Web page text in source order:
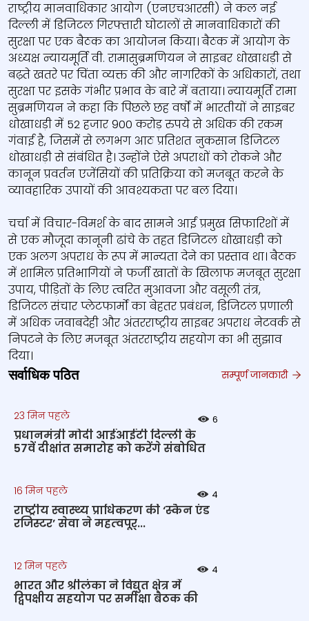
राष्ट्रीय मानवाधिकार आयोग (एनएचआरसी) ने कल नई
दिल्ली में डिजिटल गिरफ्तारी घोटालों से मानवाधिकारों की
सुरक्षा पर एक बैठक का आयोजन किया। बैठक में आयोग के
अध्यक्ष न्यायमूर्ति वी. रामासुब्रमणियन ने साइबर धोखाधड़ी से
बढ़ते खतरे पर चिंता व्यक्त की और नागरिकों के अधिकारों, तथा
सुरक्षा पर इसके गंभीर प्रभाव के बारे में बताया। न्यायमूर्ति रामा
सुब्रमणियन ने कहा कि पिछले छह वर्षों में भारतीयों ने साइबर
धोखाधड़ी में 52 हजार 900 करोड़ रुपये से अधिक की रकम
गंवाई है, जिसमें से लगभग आठ प्रतिशत नुकसान डिजिटल
धोखाधड़ी से संबंधित है। उन्होंने ऐसे अपराधों को रोकने और
कानून प्रवर्तन एजेंसियों की प्रतिक्रिया को मजबूत करने के
व्यावहारिक उपायों की आवश्यकता पर बल दिया।
चर्चा में विचार-विमर्श के बाद सामने आईं प्रमुख सिफारिशों में
से एक मौजूदा कानूनी ढांचे के तहत डिजिटल धोखाधड़ी को
एक अलग अपराध के रूप में मान्यता देने का प्रस्ताव था। बैठक
में शामिल प्रतिभागियों ने फर्जी खातों के खिलाफ मजबूत सुरक्षा
उपाय, पीड़ितों के लिए त्वरित मुआवजा और वसूली तंत्र,
डिजिटल संचार प्लेटफार्मों का बेहतर प्रबंधन, डिजिटल प्रणाली
में अधिक जवाबदेही और अंतरराष्ट्रीय साइबर अपराध नेटवर्क से
निपटने के लिए मजबूत अंतरराष्ट्रीय सहयोग का भी सुझाव
दिया।
सर्वाधिक पठित सम्पूर्ण जानकारी
23 मिन पहले 6
प्रधानमंत्री मोदी आईआईटी दिल्ली के
57वें दीक्षांत समारोह को करेंगे संबोधित
16 मिन पहले 4
राष्‍ट्रीय स्‍वास्‍थ्‍य प्राधिकरण की ‘स्कैन एंड
रजिस्टर’ सेवा ने महत्‍वपूर्...
12 मिन पहले 4
भारत और श्रीलंका ने विद्युत क्षेत्र में
द्विपक्षीय सहयोग पर समीक्षा बैठक की